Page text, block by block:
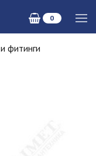
0
фитинги